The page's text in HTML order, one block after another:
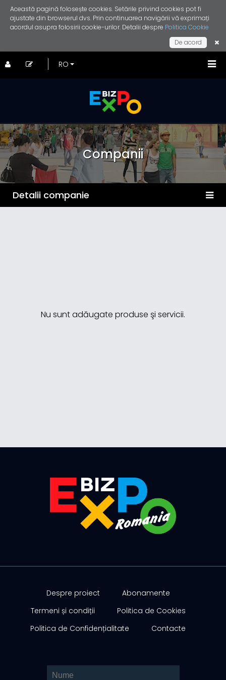
Această pagină folosește cookies. Setările privind cookies pot fi
ajustate din browserul dvs. Prin continuarea navigării vă exprimați
acordul asupra folosirii cookie-urilor. Detalii despre Politica Cookie
De acord
Companii
Detalii companie
Nu sunt adăugate produse şi servicii.
Despre proiect
Abonamente
Termeni și condiții
Politica de Cookies
Politica de Confidențialitate
Contacte